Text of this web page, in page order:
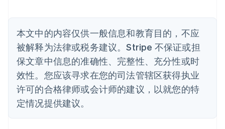
本文中的内容仅供一般信息和教育目的，不应
被解释为法律或税务建议。Stripe 不保证或担
保文章中信息的准确性、完整性、充分性或时
效性。您应该寻求在您的司法管辖区获得执业
许可的合格律师或会计师的建议，以就您的特
定情况提供建议。
丹麦
德国
DeutschEnglish
法国
FrançaisEnglish
芬兰
EnglishSvenska